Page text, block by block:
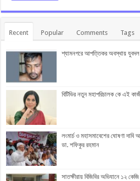
Recent Popular Comments Tags
শ্যামনগরে আপত্তিকর অবস্থায়
বিটিভির নতুন মহাপরিচালক কে এই
লংমার্চ ও মহাসমাবেশের ঘোষণা
ডা. শফিকুর রহমান
সাতক্ষীরায় বিজিবির অভিযানে ১২